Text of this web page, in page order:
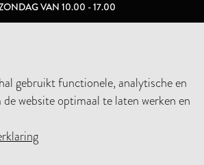
gebruikt functionele, analytische en
website optimaal te laten werken en
VAN 10.00 - 17.00